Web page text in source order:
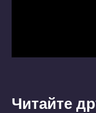
Читайте